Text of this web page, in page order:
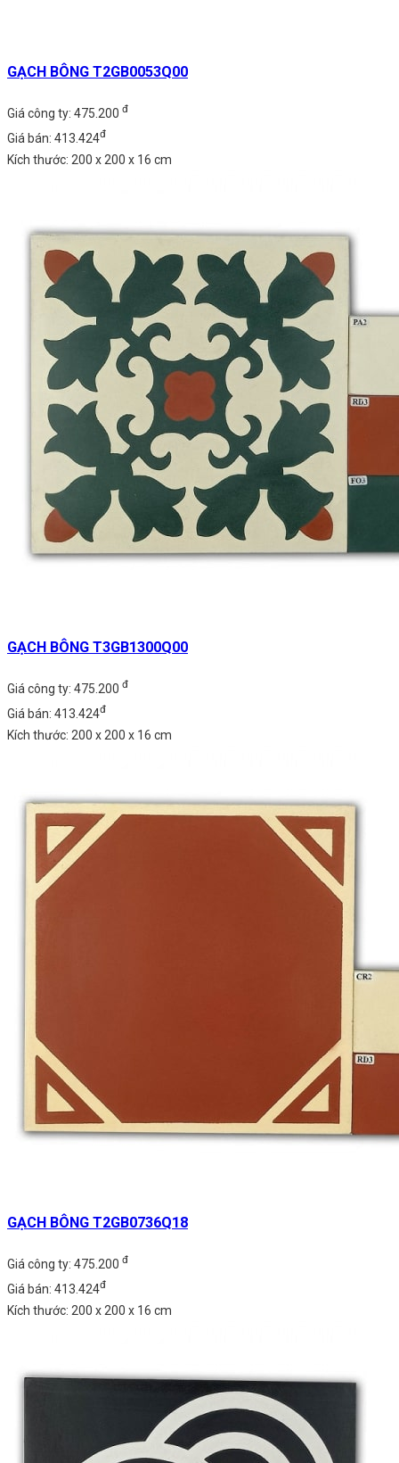
GẠCH BÔNG T2GB0053Q00
Giá công ty: 475.200 đ
Giá bán: 413.424đ
Kích thước: 200 x 200 x 16 cm
GẠCH BÔNG T3GB1300Q00
Giá công ty: 475.200 đ
Giá bán: 413.424đ
Kích thước: 200 x 200 x 16 cm
GẠCH BÔNG T2GB0736Q18
Giá công ty: 475.200 đ
Giá bán: 413.424đ
Kích thước: 200 x 200 x 16 cm